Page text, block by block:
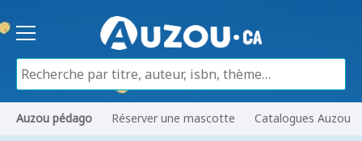
Auzou pédago Réserver une mascotte Catalogues Auzou